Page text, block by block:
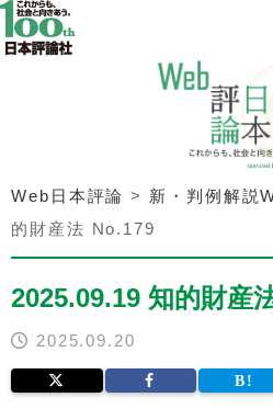
Web日本評論 > 新・判例解説
的財産法 No.179
2025.09.19 知的財産
2025.09.20